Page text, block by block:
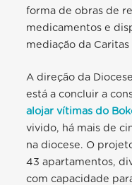
forma de obras de
medicamentos e
mediação da Caritas
A direção da
está a concluir a
alojar vítimas do
vivido, há mais de
na diocese. O
43 apartamentos,
com capacidade